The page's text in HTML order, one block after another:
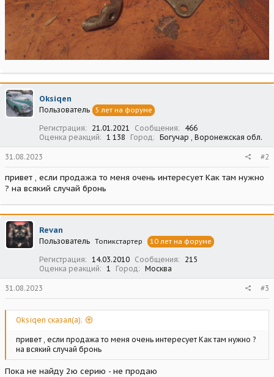
Oksiqen
Пользователь 5 лет на форуме
Регистрация 21.01.2021 Сообщения
466
Оценка реакций
1 138 Город Богучар , Воронежская обл.
31.08.2023 #2
привет , если продажа то меня очень интересует Как там нужно
? на всякий случай бронь
Revan
Пользователь Топикстартер 10 лет на форуме
Регистрация 14.03.2010 Сообщения
215
Оценка реакций
1 Город Москва
31.08.2023 #3
Oksiqen сказал(а):
привет , если продажа то меня очень интересует Как там нужно ?
на всякий случай бронь
Пока не найду 2ю серию - не продаю